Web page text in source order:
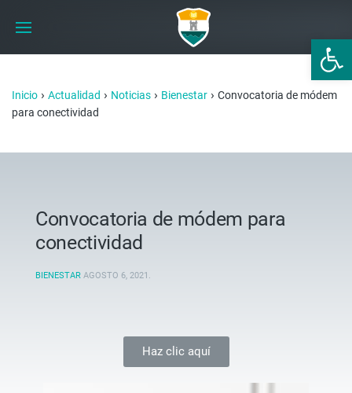
Abrir
Inicio › Actualidad › Noticias › Bienestar › Convocatoria de módem
para conectividad
Convocatoria de módem para
conectividad
BIENESTAR AGOSTO 6, 2021 .
Haz clic aquí